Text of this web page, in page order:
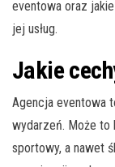
eventowa oraz
jej usług.
Jakie
Agencja eventowa
wydarzeń. Może to
sportowy, a nawet